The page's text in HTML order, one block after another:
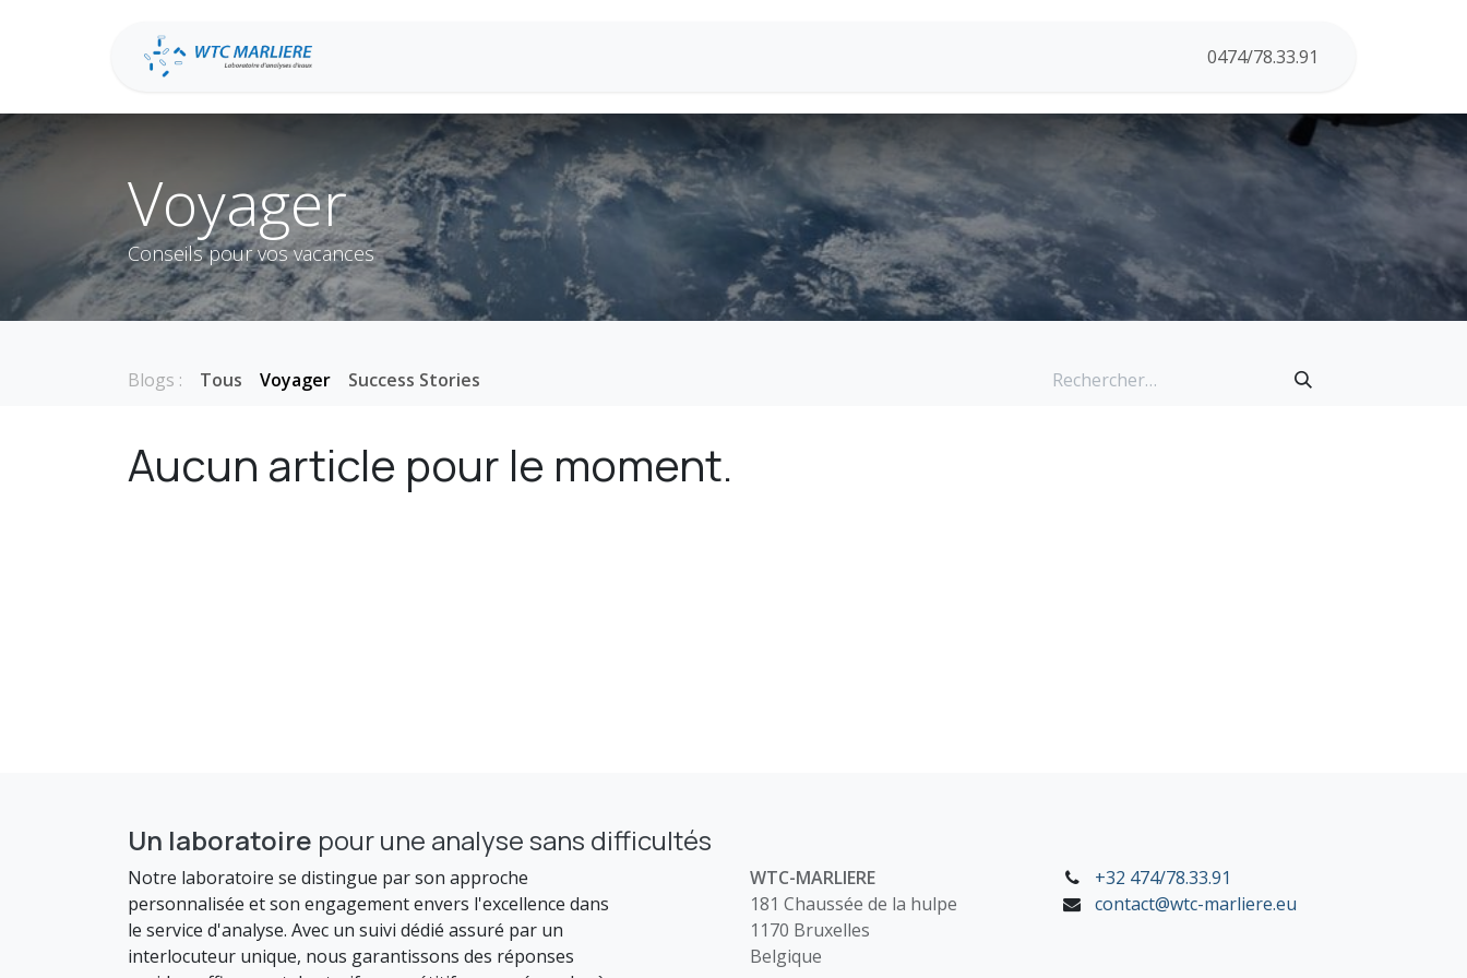
0474/78.33.91
Voyager
Conseils pour vos vacances
Blogs : Tous Voyager Success Stories
Aucun article pour le moment.
Un laboratoire pour une analyse sans difficultés
Notre laboratoire se distingue par son approche
personnalisée et son engagement envers l'excellence dans
le service d'analyse. Avec un suivi dédié assuré par un
interlocuteur unique, nous garantissons des réponses
WTC-MARLIERE
181 Chaussée de la hulpe
1170 Bruxelles
Belgique
+32 474/78.33.91
contact@wtc-marliere.eu